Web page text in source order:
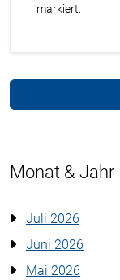
markiert.
Monat & Jahr
Juli 2026
Juni 2026
Mai 2026